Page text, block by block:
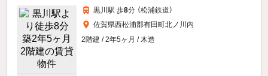
黒川駅 歩8分 （松浦鉄道）
佐賀県西松浦郡有田町北ノ川内
2階建 / 2年5ヶ月 / 木造